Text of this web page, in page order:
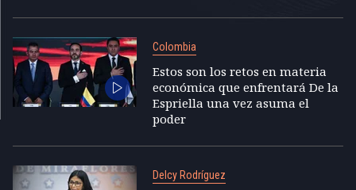
Colombia
Estos son los retos en materia
económica que enfrentará De la
Espriella una vez asuma el
poder
Delcy Rodríguez